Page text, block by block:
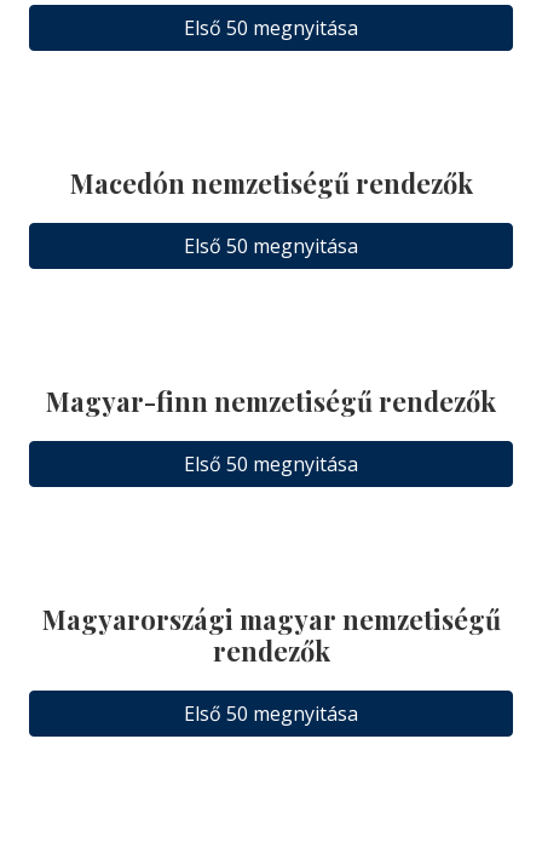
Első 50 megnyitása
Macedón nemzetiségű rendezők
Első 50 megnyitása
Magyar-finn nemzetiségű rendezők
Első 50 megnyitása
Magyarországi magyar nemzetiségű
rendezők
Első 50 megnyitása